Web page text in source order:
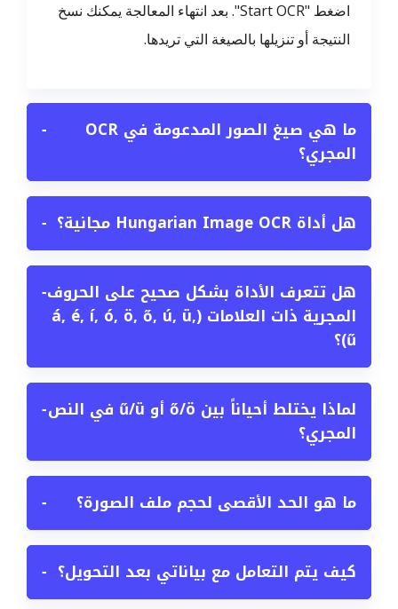
اضغط "Start OCR". بعد انتهاء المعالجة يمكنك نسخ
النتيجة أو تنزيلها بالصيغة التي تريدها.
ما هي صيغ الصور المدعومة في OCR
المجري؟
−
هل أداة Hungarian Image OCR مجانية؟ −
هل تتعرف الأداة بشكل صحيح على الحروف
المجرية ذات العلامات (á, é, í, ó, ö, ő, ú, ü,
ű)؟
−
لماذا يختلط أحياناً بين ő/ö أو ű/ü في النص
المجري؟
−
ما هو الحد الأقصى لحجم ملف الصورة؟ −
كيف يتم التعامل مع بياناتي بعد التحويل؟ −